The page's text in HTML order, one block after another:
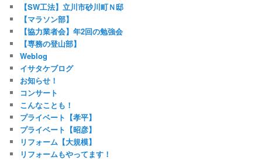
【SW工法】立川市砂川町Ｎ邸
【マラソン部】
【協力業者会】年2回の勉強会
【専務の登山部】
Weblog
イサタケブログ
お知らせ！
コンサート
こんなことも！
プライベート【孝平】
プライベート【昭彦】
リフォーム【大規模】
リフォームもやってます！